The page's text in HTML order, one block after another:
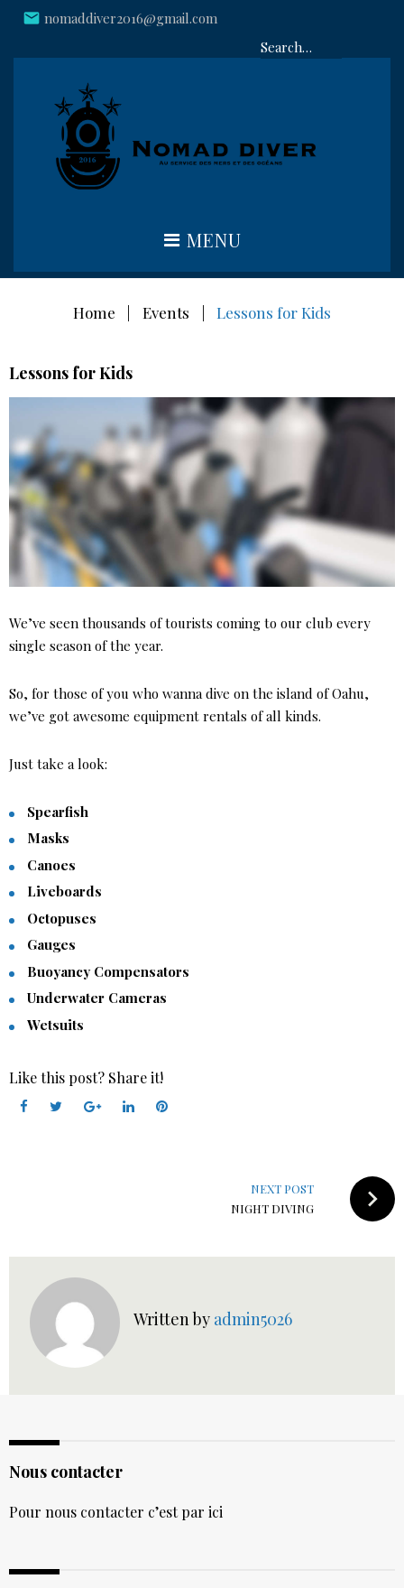
Skip
content
mail nomaddiver2016@gmail.com
:
MENU
Home Events Lessons for Kids
Lessons for Kids
We’ve seen thousands of tourists coming to our club every
single season of the year.
So, for those of you who wanna dive on the island of Oahu,
we’ve got awesome equipment rentals of all kinds.
Just take a look:
Spearfish
Masks
Canoes
Liveboards
Octopuses
Gauges
Buoyancy Compensators
Underwater Cameras
Wetsuits
Like this post? Share it!
NEXT POST
NIGHT DIVING
Written by admin5026
Nous contacter
Pour nous contacter c’est par ici